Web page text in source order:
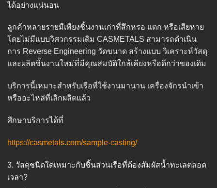
ได้อย่างแน่นอน
ลูกค้าหลายรายมีเพียงชิ้นงานเก่าที่สึกหรอ แตก หรือเสียหาย
โดยไม่มีแบบวิศวกรรมเดิม CASMETALS สามารถดำเนิน
การ Reverse Engineering วัดขนาด สร้างแบบ วิเคราะห์วัสดุ
และผลิตชิ้นงานใหม่ที่มีคุณสมบัติใกล้เคียงหรือดีกว่าของเดิม
บริการนี้เหมาะสำหรับเรือที่ใช้งานมานาน เครื่องจักรนำเข้า
หรืออะไหล่ที่เลิกผลิตแล้ว
ศึกษาบริการได้ที่
https://casmetals.com/sample-casting/
3. วัสดุชนิดใดเหมาะกับชิ้นส่วนเรือที่ต้องสัมผัสน้ำทะเลตลอด
เวลา?